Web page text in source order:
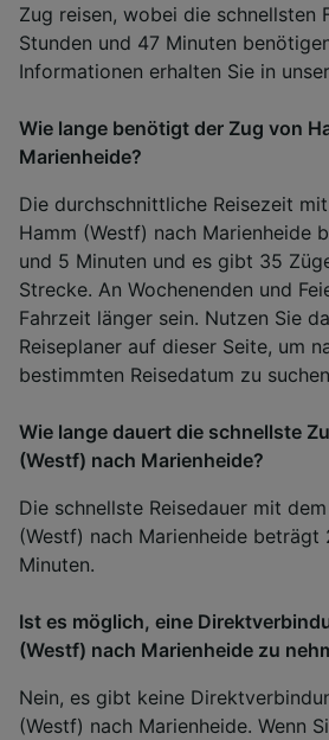
Zug reisen, wobei die schnellsten
Stunden und 47 Minuten
Informationen erhalten Sie in
Wie lange benötigt der Zug von
Marienheide?
Die durchschnittliche Reisezeit
Hamm (Westf) nach Marienheide
und 5 Minuten und es gibt 35
Strecke. An Wochenenden und
Fahrzeit länger sein. Nutzen Sie
Reiseplaner auf dieser Seite, um
bestimmten Reisedatum zu
Wie lange dauert die schnellste
(Westf) nach Marienheide?
Die schnellste Reisedauer mit
(Westf) nach Marienheide beträgt
Minuten.
Ist es möglich, eine
(Westf) nach Marienheide zu
Nein, es gibt keine
(Westf) nach Marienheide. Wenn